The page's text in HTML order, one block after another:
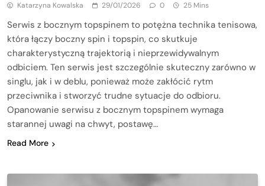
Katarzyna Kowalska 29/01/2026 0 25 Mins
Serwis z bocznym topspinem to potężna technika tenisowa,
która łączy boczny spin i topspin, co skutkuje
charakterystyczną trajektorią i nieprzewidywalnym
odbiciem. Ten serwis jest szczególnie skuteczny zarówno w
singlu, jak i w deblu, ponieważ może zakłócić rytm
przeciwnika i stworzyć trudne sytuacje do odbioru.
Opanowanie serwisu z bocznym topspinem wymaga
starannej uwagi na chwyt, postawę…
Read More